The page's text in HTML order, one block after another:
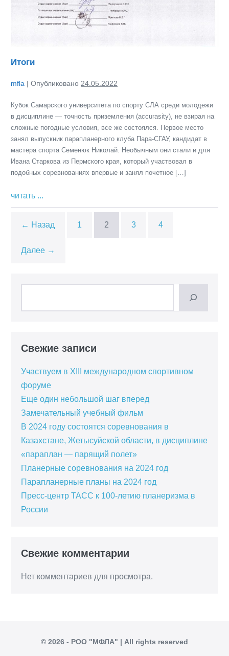
Итоги
mfla | Опубликовано 24.05.2022
Кубок Самарского университета по спорту СЛА среди молодежи
в дисциплине — точность приземления (accurasity), не взирая на
сложные погодные условия, все же состоялся. Первое место
занял выпускник парапланерного клуба Пара-СГАУ, кандидат в
мастера спорта Семенюк Николай. Необычным они стали и для
Ивана Старкова из Пермского края, который участвовал в
подобных соревнованиях впервые и занял почетное […]
читать ...
← Назад 1 2 3 4
Далее →
Свежие записи
Участвуем в XIII международном спортивном
форуме
Еще один небольшой шаг вперед
Замечательный учебный фильм
В 2024 году состоятся соревнования в
Казахстане, Жетысуйской области, в дисциплине
«параплан — парящий полет»
Планерные соревнования на 2024 год
Парапланерные планы на 2024 год
Пресс-центр ТАСС к 100-летию планеризма в
России
Свежие комментарии
Нет комментариев для просмотра.
© 2026 - РОО "МФЛА" | All rights reserved